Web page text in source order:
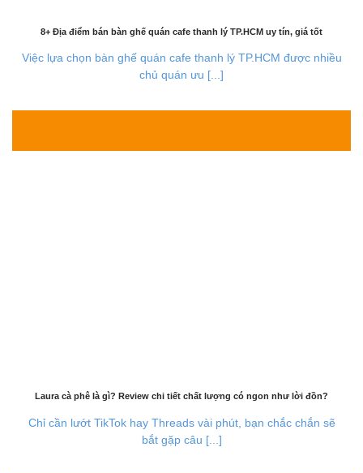
8+ Địa điểm bán bàn ghế quán cafe thanh lý TP.HCM uy tín, giá tốt
Việc lựa chọn bàn ghế quán cafe thanh lý TP.HCM được nhiều
chủ quán ưu [...]
Laura cà phê là gì? Review chi tiết chất lượng có ngon như lời đồn?
Chỉ cần lướt TikTok hay Threads vài phút, bạn chắc chắn sẽ
bắt gặp câu [...]